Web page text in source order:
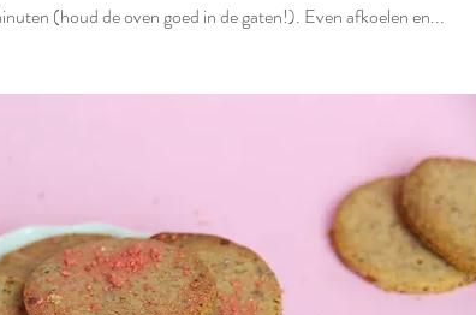
(houd de oven goed in de gaten!). Even afkoelen en...